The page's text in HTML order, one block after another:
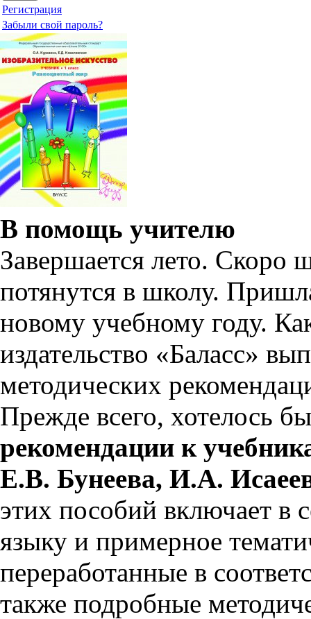
Регистрация
Забыли свой пароль?
В помощь учителю
Завершается лето. Скоро
потянутся в школу.
новому учебному году.
издательство «Баласс»
методических
Прежде всего, хотелось
рекомендации к
Е.В. Бунеева, И.А.
этих пособий включает в
языку и примерное
переработанные в
также подробные